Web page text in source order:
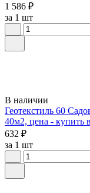
1 586 ₽
за 1 шт
В наличии
Геотекстиль 60
40м2, цена - купить
632 ₽
за 1 шт